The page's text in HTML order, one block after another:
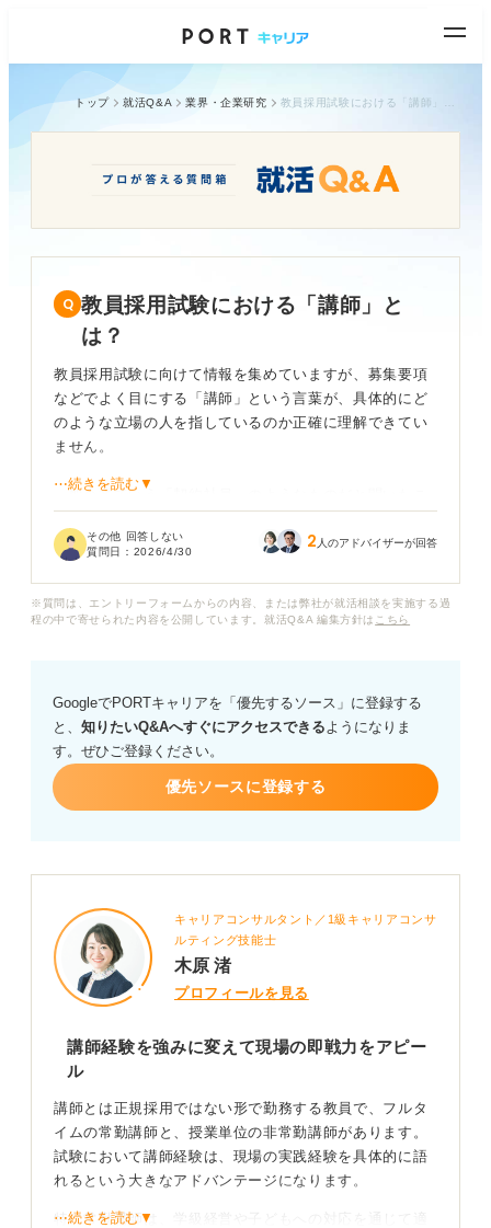
トップ 就活Q&A 業界・企業研究
教員採用試験における「講師」と
は？
教員採用試験に向けて情報を集めていますが、募集要項
などでよく目にする「講師」という言葉が、具体的にど
のような立場の人を指しているのか正確に理解できてい
ません。
一般企業でいう「契約社員」のようなものだと聞いたこ
験における加点措置や優遇制度にどのような違いがある
また、講師を経験してから試験に臨むのと、新卒でその
講師をしながら合格を目指す場合、逆に講師としての仕
事が忙しくて勉強時間が確保できなくなるというリスク
についても教えていただきたいです。
教員採用試験における講師の定義と種類、そして講師経
⋯続きを読む▼
その他 回答しない
質問日： 2026/4/30 2 人のアドバイザーが回答
※質問は、エントリーフォームからの内容、または弊社が就活相談を実施する過
程の中で寄せられた内容を公開しています。就活Q&A 編集方針は こちら
GoogleでPORTキャリアを「優先するソース」に登録する
と、 知りたいQ&Aへすぐにアクセスできるようになりま
す。ぜひご登録ください。
優先ソースに登録する
キャリアコンサルタント／1級キャリアコンサ
ルティング技能士
木原 渚
プロフィールを見る
講師経験を強みに変えて現場の即戦力をアピー
ル
講師とは正規採用ではない形で勤務する教員で、フルタ
イムの常勤講師と、授業単位の非常勤講師があります。
試験において講師経験は、現場の実践経験を具体的に語
れるという大きなアドバンテージになります。
特に常勤講師は、学級経営や子どもへの対応を通じて適
⋯続きを読む▼